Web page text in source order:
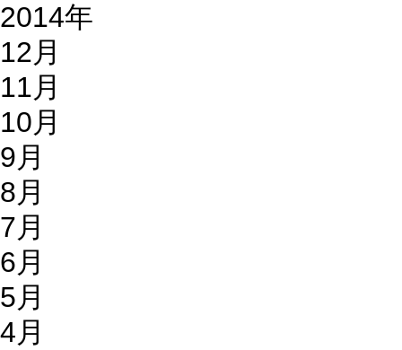
2014年
12月
11月
10月
9月
8月
7月
6月
5月
4月